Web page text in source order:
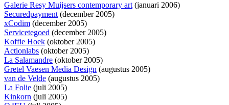
Galerie Resy Muijsers contemporary art(januari 2006)
Securedpayment(december 2005)
xCodim (december 2005)
Servicetegoed (december 2005)
Koffie Hoek (oktober 2005)
Actionlabs (oktober 2005)
La Salamandre (oktober 2005)
Gretel Vaesen Media Design (augustus 2005)
van de Velde (augustus 2005)
La Folie (juli 2005)
Kinkorn (juli 2005)